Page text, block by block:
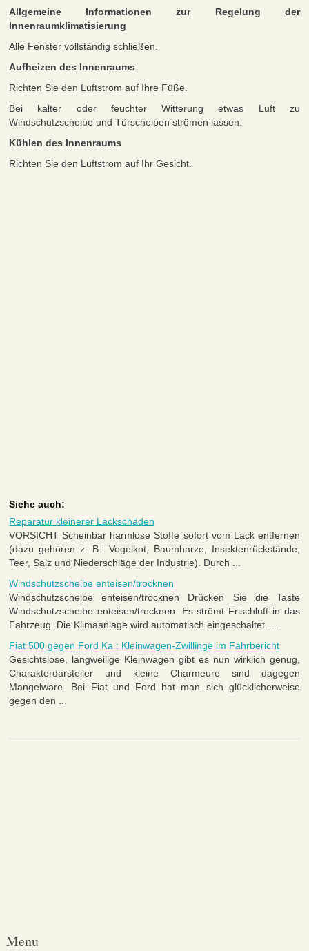
Allgemeine Informationen zur Regelung der
Innenraumklimatisierung
Alle Fenster vollständig schließen.
Aufheizen des Innenraums
Richten Sie den Luftstrom auf Ihre Füße.
Bei kalter oder feuchter Witterung etwas Luft zu
Windschutzscheibe und Türscheiben strömen lassen.
Kühlen des Innenraums
Richten Sie den Luftstrom auf Ihr Gesicht.
Siehe auch:
Reparatur kleinerer Lackschäden
VORSICHT Scheinbar harmlose Stoffe sofort vom Lack entfernen
(dazu gehören z. B.: Vogelkot, Baumharze, Insektenrückstände,
Teer, Salz und Niederschläge der Industrie). Durch ...
Windschutzscheibe enteisen/trocknen
Windschutzscheibe enteisen/trocknen Drücken Sie die Taste
Windschutzscheibe enteisen/trocknen. Es strömt Frischluft in das
Fahrzeug. Die Klimaanlage wird automatisch eingeschaltet. ...
Fiat 500 gegen Ford Ka : Kleinwagen-Zwillinge im Fahrbericht
Gesichtslose, langweilige Kleinwagen gibt es nun wirklich genug,
Charakterdar­steller und kleine Charmeure sind dagegen
Mangelware. Bei Fiat und Ford hat man sich glücklicherweise
gegen den ...
Menu